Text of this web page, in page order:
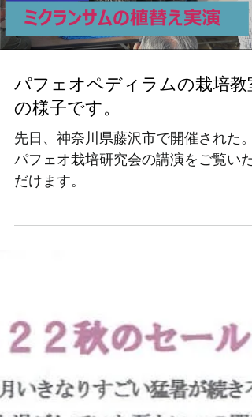
パフェオペディラムの栽培教
の様子です。
先日、神奈川県藤沢市で開催された。
パフェオ栽培研究会の講演をご覧いた
だけます。